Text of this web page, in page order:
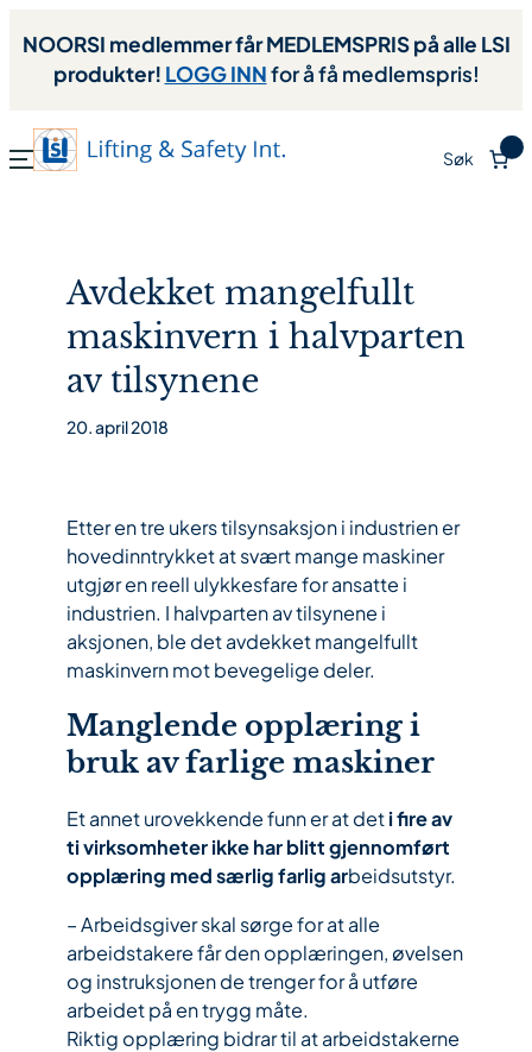
NOORSI medlemmer får MEDLEMSPRIS på alle LSI
produkter! LOGG INNfor å få medlemspris!
Søk
Avdekket mangelfullt
maskinvern i halvparten
av tilsynene
20. april 2018
Etter en tre ukers tilsynsaksjon i industrien er
hovedinntrykket at svært mange maskiner
utgjør en reell ulykkesfare for ansatte i
industrien. I halvparten av tilsynene i
aksjonen, ble det avdekket mangelfullt
maskinvern mot bevegelige deler.
Manglende opplæring i
bruk av farlige maskiner
Et annet urovekkende funn er at deti fire av
ti virksomheter ikke har blitt gjennomført
opplæring med særlig farlig arbeidsutstyr.
– Arbeidsgiver skal sørge for at alle
arbeidstakere får den opplæringen, øvelsen
og instruksjonen de trenger for å utføre
arbeidet på en trygg måte.
Riktig opplæring bidrar til at arbeidstakerne